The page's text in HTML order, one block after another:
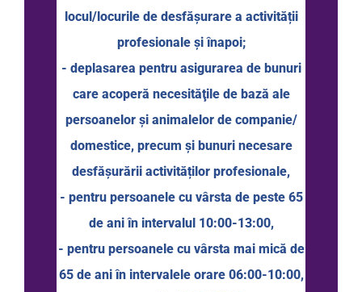
locul/locurile de desfăşurare a activității
profesionale şi înapoi;
- deplasarea pentru asigurarea de bunuri
care acoperă necesităţile de bază ale
persoanelor şi animalelor de companie/
domestice, precum şi bunuri necesare
desfăşurării activităților profesionale,
- pentru persoanele cu vârsta de peste 65
de ani în intervalul 10:00-13:00,
- pentru persoanele cu vârsta mai mică de
65 de ani în intervalele orare 06:00-10:00,